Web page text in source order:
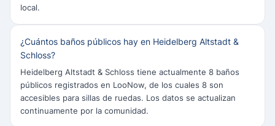
local.
¿Cuántos baños públicos hay en Heidelberg Altstadt &
Schloss?
Heidelberg Altstadt & Schloss tiene actualmente 8 baños
públicos registrados en LooNow, de los cuales 8 son
accesibles para sillas de ruedas. Los datos se actualizan
continuamente por la comunidad.